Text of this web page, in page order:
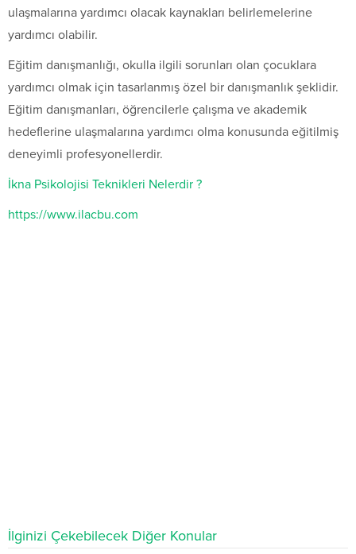
ulaşmalarına yardımcı olacak kaynakları belirlemelerine
yardımcı olabilir.
Eğitim danışmanlığı, okulla ilgili sorunları olan çocuklara
yardımcı olmak için tasarlanmış özel bir danışmanlık şeklidir.
Eğitim danışmanları, öğrencilerle çalışma ve akademik
hedeflerine ulaşmalarına yardımcı olma konusunda eğitilmiş
deneyimli profesyonellerdir.
İkna Psikolojisi Teknikleri Nelerdir ?
https://www.ilacbu.com
İlginizi Çekebilecek Diğer Konular